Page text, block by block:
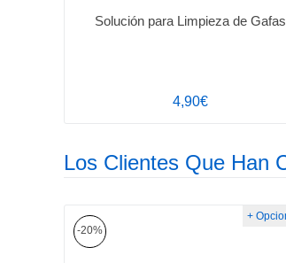
Solución para Limpieza de Gafas
4,90€
Los Clientes Que Han
-20%
+